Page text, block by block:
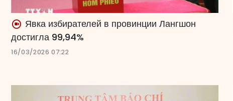
Явка избирателей в провинции Лангшон
достигла 99,94%
16/03/2026 07:22